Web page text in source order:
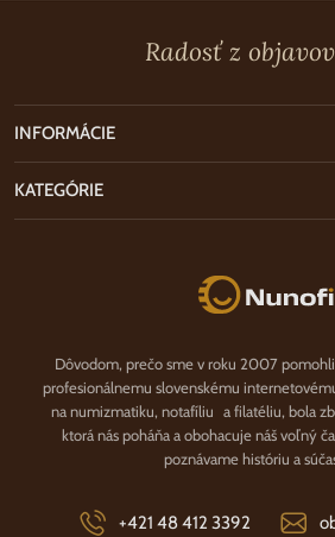
Radosť z
Nunofi.sk
Dôvodom, prečo sme v roku 2007
profesionálnemu slovenskému
na numizmatiku, notafíliu a filatéliu, bola
ktorá nás poháňa a obohacuje náš voľný
poznávame históriu a
+421 48 412 3392
INFORMÁCIE
KATEGÓRIE